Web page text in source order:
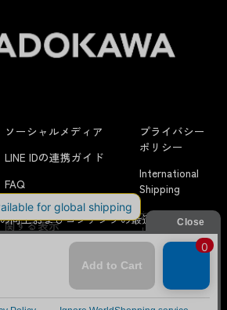
よくあるお問い合わせ
ソーシャルメディア
LINE IDの連携ガイド
FAQ
特定商取引法に
関する表示
プライバシー
ポリシー
International
Shipping
お問い合わせ/
リクエスト
向上およびコンテンツの最適な提供、ト
としてCookieを使用しています。
た場合、Cookieの利用に同意したことも
バシーポリシー をご確認ください。